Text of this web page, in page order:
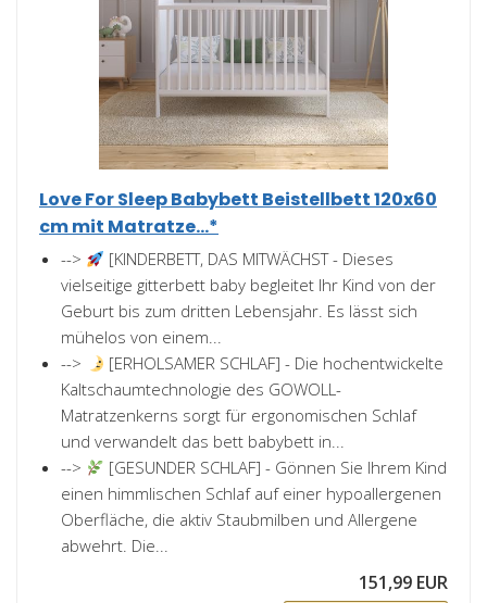
Love For Sleep Babybett Beistellbett 120x60
cm mit Matratze...*
-->
[KINDERBETT, DAS MITWÄCHST - Dieses
vielseitige gitterbett baby begleitet Ihr Kind von der
Geburt bis zum dritten Lebensjahr. Es lässt sich
mühelos von einem...
-->
[ERHOLSAMER SCHLAF] - Die hochentwickelte
Kaltschaumtechnologie des GOWOLL-
Matratzenkerns sorgt für ergonomischen Schlaf
und verwandelt das bett babybett in...
-->
[GESUNDER SCHLAF] - Gönnen Sie Ihrem Kind
einen himmlischen Schlaf auf einer hypoallergenen
Oberfläche, die aktiv Staubmilben und Allergene
abwehrt. Die...
151,99 EUR